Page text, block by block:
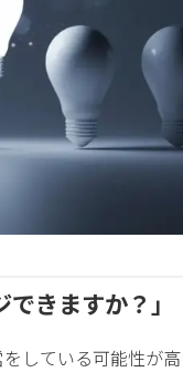
きますか？」
している可能性が高